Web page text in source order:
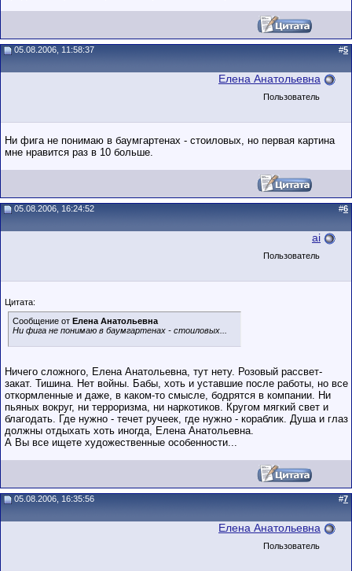
05.08.2006, 11:58:37 #5
Елена Анатольевна
Пользователь
Ни фига не понимаю в баумгартенах - стоиловых, но первая картина
мне нравится раз в 10 больше.
05.08.2006, 16:24:52 #6
ai
Пользователь
Цитата:
Сообщение от Елена Анатольевна
Ни фига не понимаю в баумгартенах - стоиловых...
Ничего сложного, Елена Анатольевна, тут нету. Розовый рассвет-
закат. Тишина. Нет войны. Бабы, хоть и уставшие после работы, но все
откормленные и даже, в каком-то смысле, бодрятся в компании. Ни
пьяных вокруг, ни терроризма, ни наркотиков. Кругом мягкий свет и
благодать. Где нужно - течет ручеек, где нужно - кораблик. Душа и глаз
должны отдыхать хоть иногда, Елена Анатольевна.
А Вы все ищете художественные особенности...
05.08.2006, 16:35:56 #7
Елена Анатольевна
Пользователь